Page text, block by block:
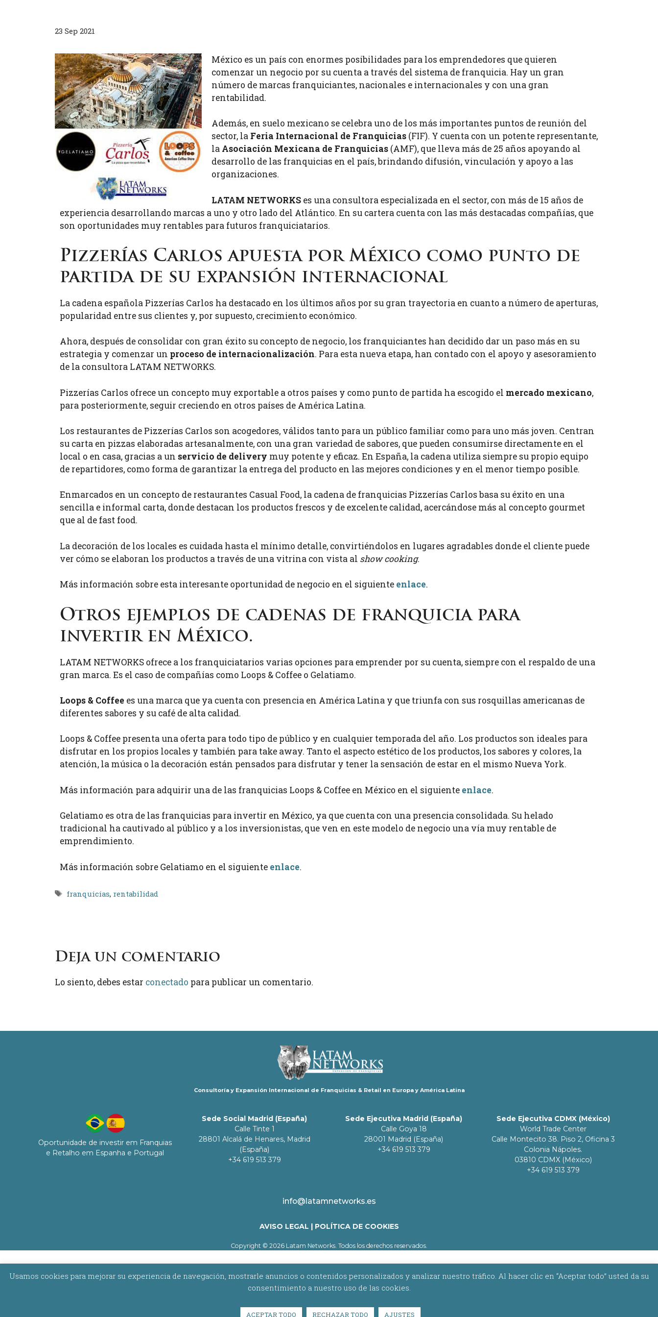
23 Sep 2021
México es un país con enormes posibilidades para los emprendedores que quieren
comenzar un negocio por su cuenta a través del sistema de franquicia. Hay un gran
número de marcas franquiciantes, nacionales e internacionales y con una gran
rentabilidad.
Además, en suelo mexicano se celebra uno de los más importantes puntos de reunión del
sector, la Feria Internacional de Franquicias (FIF). Y cuenta con un potente representante,
la Asociación Mexicana de Franquicias (AMF), que lleva más de 25 años apoyando al
desarrollo de las franquicias en el país, brindando difusión, vinculación y apoyo a las
organizaciones.
LATAM NETWORKS es una consultora especializada en el sector, con más de 15 años de
experiencia desarrollando marcas a uno y otro lado del Atlántico. En su cartera cuenta con las más destacadas compañías, que
son oportunidades muy rentables para futuros franquiciatarios.
Pizzerías Carlos apuesta por México como punto de
partida de su expansión internacional
La cadena española Pizzerías Carlos ha destacado en los últimos años por su gran trayectoria en cuanto a número de aperturas,
popularidad entre sus clientes y, por supuesto, crecimiento económico.
Ahora, después de consolidar con gran éxito su concepto de negocio, los franquiciantes han decidido dar un paso más en su
estrategia y comenzar un proceso de internacionalización. Para esta nueva etapa, han contado con el apoyo y asesoramiento
de la consultora LATAM NETWORKS.
Pizzerías Carlos ofrece un concepto muy exportable a otros países y como punto de partida ha escogido el mercado mexicano,
para posteriormente, seguir creciendo en otros países de América Latina.
Los restaurantes de Pizzerías Carlos son acogedores, válidos tanto para un público familiar como para uno más joven. Centran
su carta en pizzas elaboradas artesanalmente, con una gran variedad de sabores, que pueden consumirse directamente en el
local o en casa, gracias a un servicio de delivery muy potente y eficaz. En España, la cadena utiliza siempre su propio equipo
de repartidores, como forma de garantizar la entrega del producto en las mejores condiciones y en el menor tiempo posible.
Enmarcados en un concepto de restaurantes Casual Food, la cadena de franquicias Pizzerías Carlos basa su éxito en una
sencilla e informal carta, donde destacan los productos frescos y de excelente calidad, acercándose más al concepto gourmet
que al de fast food.
La decoración de los locales es cuidada hasta el mínimo detalle, convirtiéndolos en lugares agradables donde el cliente puede
ver cómo se elaboran los productos a través de una vitrina con vista al show cooking.
Más información sobre esta interesante oportunidad de negocio en el siguiente enlace.
Otros ejemplos de cadenas de franquicia para
invertir en México.
LATAM NETWORKS ofrece a los franquiciatarios varias opciones para emprender por su cuenta, siempre con el respaldo de una
gran marca. Es el caso de compañías como Loops & Coffee o Gelatiamo.
Loops & Coffee es una marca que ya cuenta con presencia en América Latina y que triunfa con sus rosquillas americanas de
diferentes sabores y su café de alta calidad.
Loops & Coffee presenta una oferta para todo tipo de público y en cualquier temporada del año. Los productos son ideales para
disfrutar en los propios locales y también para take away. Tanto el aspecto estético de los productos, los sabores y colores, la
atención, la música o la decoración están pensados para disfrutar y tener la sensación de estar en el mismo Nueva York.
Más información para adquirir una de las franquicias Loops & Coffee en México en el siguiente enlace.
Gelatiamo es otra de las franquicias para invertir en México, ya que cuenta con una presencia consolidada. Su helado
tradicional ha cautivado al público y a los inversionistas, que ven en este modelo de negocio una vía muy rentable de
emprendimiento.
Más información sobre Gelatiamo en el siguiente enlace.
Etiquetas
franquicias, rentabilidad
Deja un comentario
Lo siento, debes estar conectado para publicar un comentario.
Consultoría y Expansión Internacional de Franquicias & Retail en Europa y América Latina
Oportunidade de investir em Franquias
e Retalho em Espanha e Portugal
Sede Social Madrid (España)
Calle Tinte 1
28801 Alcalá de Henares, Madrid
(España)
+34 619 513 379
Sede Ejecutiva Madrid (España)
Calle Goya 18
28001 Madrid (España)
+34 619 513 379
Sede Ejecutiva CDMX (México)
World Trade Center
Calle Montecito 38. Piso 2, Oficina 3
Colonia Nápoles.
03810 CDMX (México)
+34 619 513 379
info@latamnetworks.es
AVISO LEGAL | POLÍTICA DE COOKIES
Copyright © 2026 Latam Networks. Todos los derechos reservados.
Usamos cookies para mejorar su experiencia de navegación, mostrarle anuncios o contenidos personalizados y analizar nuestro tráfico. Al hacer clic en “Aceptar todo” usted da su
consentimiento a nuestro uso de las cookies.
ACEPTAR TODO RECHAZAR TODO AJUSTES